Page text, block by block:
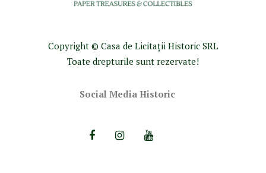
Copyright © Casa de Licitaţii Historic SRL
Toate drepturile sunt rezervate!
Social Media Historic